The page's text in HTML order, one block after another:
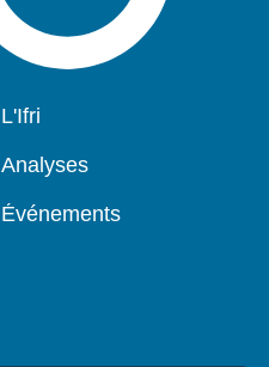
Navigation
L'Ifri
Analyses
Événements